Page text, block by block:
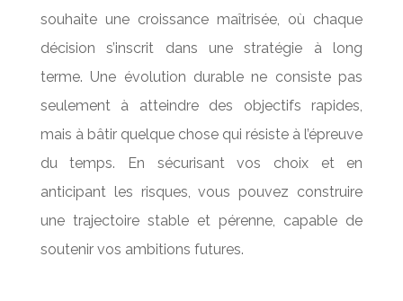
souhaite une croissance maîtrisée, où chaque
décision s’inscrit dans une stratégie à long
terme. Une évolution durable ne consiste pas
seulement à atteindre des objectifs rapides,
mais à bâtir quelque chose qui résiste à l’épreuve
du temps. En sécurisant vos choix et en
anticipant les risques, vous pouvez construire
une trajectoire stable et pérenne, capable de
soutenir vos ambitions futures.